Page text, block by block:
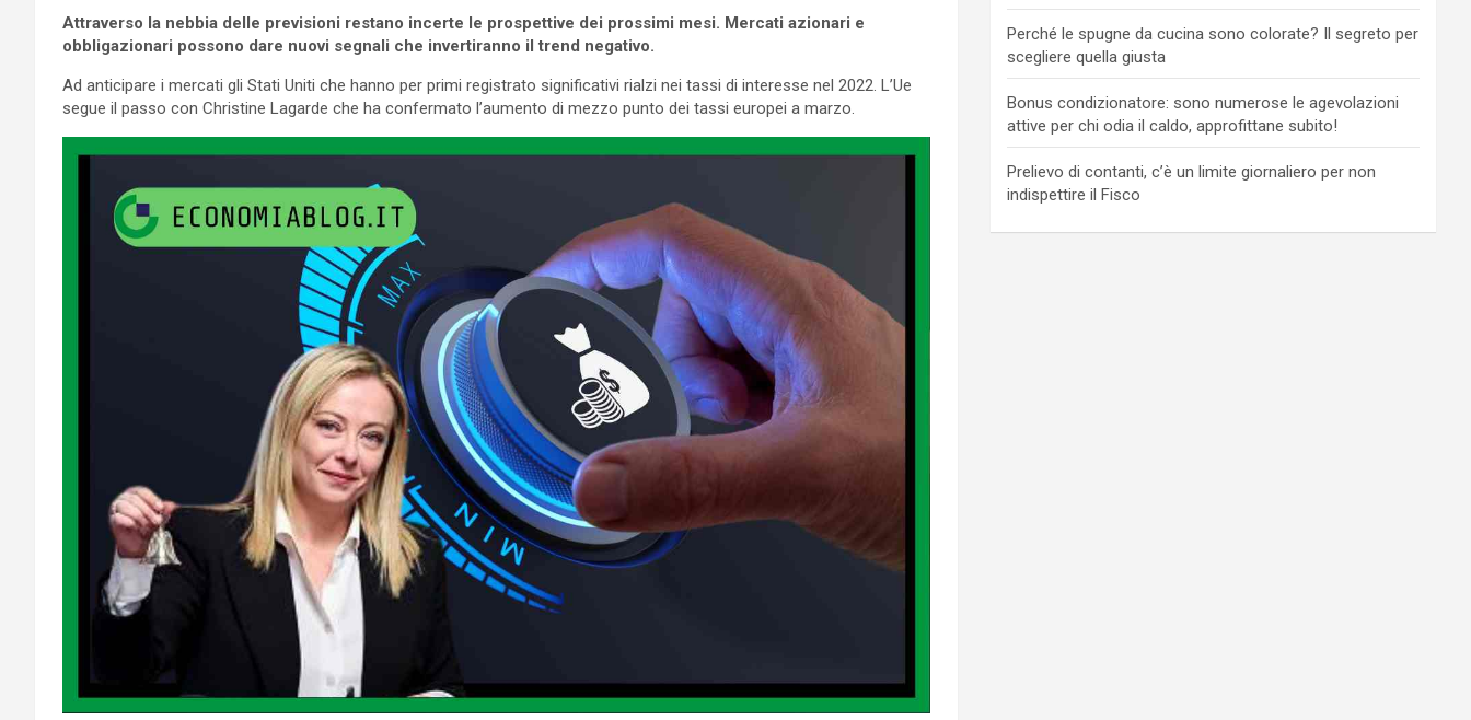
Attraverso la nebbia delle previsioni restano incerte le prospettive dei prossimi mesi. Mercati azionari e
obbligazionari possono dare nuovi segnali che invertiranno il trend negativo.
Ad anticipare i mercati gli Stati Uniti che hanno per primi registrato significativi rialzi nei tassi di interesse nel 2022. L’Ue
segue il passo con Christine Lagarde che ha confermato l’aumento di mezzo punto dei tassi europei a marzo.
Perché le spugne da cucina sono colorate? Il segreto per
scegliere quella giusta
Bonus condizionatore: sono numerose le agevolazioni
attive per chi odia il caldo, approfittane subito!
Prelievo di contanti, c’è un limite giornaliero per non
indispettire il Fisco